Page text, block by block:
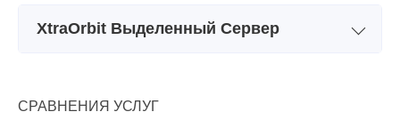
Хранилище
ОЗУ
3 GB
XtraOrbit Выделенный Сервер
Хранилище
СРАВНЕНИЯ УСЛУГ